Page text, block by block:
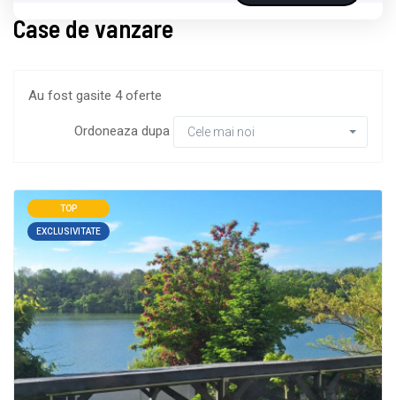
Case de vanzare
Au fost gasite 4 oferte
Ordoneaza dupa Cele mai noi
TOP
EXCLUSIVITATE